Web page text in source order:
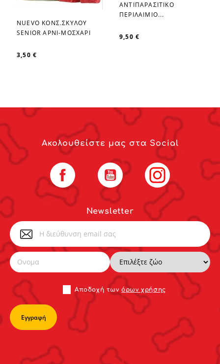
favorite_border
NUEVO ΚΟΝΣ.ΣΚΥΛΟΥ
SENIOR ΑΡΝΙ-ΜΟΣΧΑΡΙ
3,50 €
favorite_border
ΑΝΤΙΠΑΡΑΣΙΤΙΚΟ
ΠΕΡΙΛΑΙΜΙΟ...
9,50 €
Newsletter
Αποδoχή τωνόρων χρήσης
Ακολουθείστε μας στα Social
Facebook YouTube Instagram